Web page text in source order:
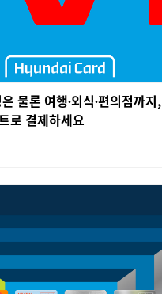
물론 여행∙외식∙편의점까지,
로 결제하세요